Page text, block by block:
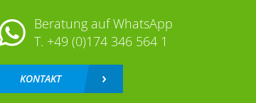
Beratung auf WhatsApp
T. +49 (0)174 346 564 1
KONTAKT